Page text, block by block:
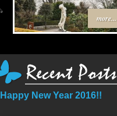
more...
Happy New Year 2016!!